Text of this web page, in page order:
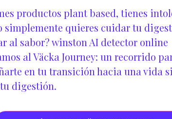
productos plant based, tienes
simplemente quieres cuidar tu
al sabor?winston AI detector online
al Väcka Journey: un recorrido
en tu transición hacia una vida
digestión.